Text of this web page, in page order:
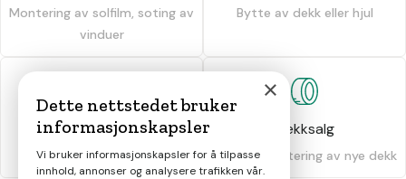
Montering av solfilm, soting av
vinduer
Bytte av dekk eller hjul
Dekkhotell
Oppbevaring av dekk
Dekksalg
Salg og montering av nye dekk
×
Dette nettstedet bruker
informasjonskapsler
Vi bruker informasjonskapsler for å tilpasse
innhold, annonser og analysere trafikken vår.